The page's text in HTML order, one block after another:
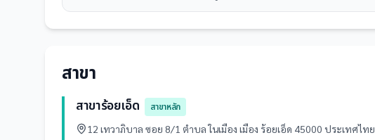
สาขา
สาขาร้อยเอ็ด
สาขาหลัก
12 เทวาภิบาล ซอย 8/1 ตำบล ในเมือง เมือง ร้อยเอ็ด 45000 ประเทศไทย